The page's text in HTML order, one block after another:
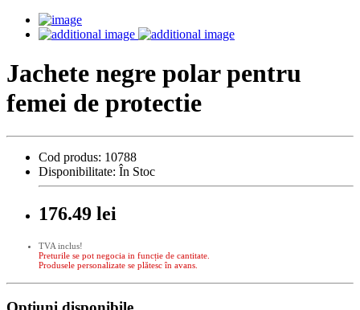
Jachete negre polar pentru
femei de protectie
Cod produs: 10788
Disponibilitate: În Stoc
176.49 lei
TVA inclus!
Preturile se pot negocia in funcție de cantitate.
Produsele personalizate se plătesc în avans.